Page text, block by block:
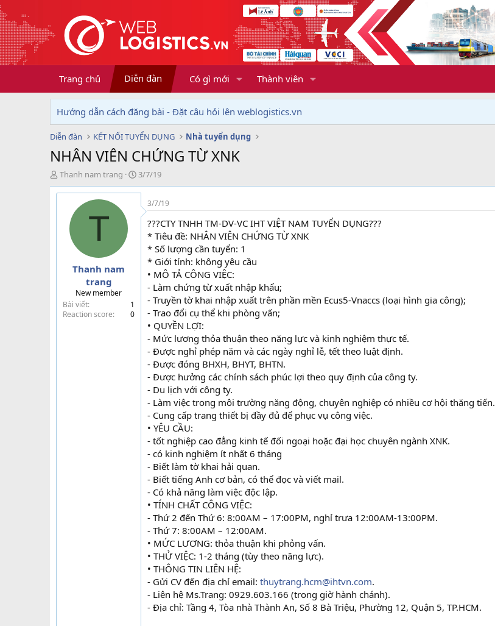
Trang chủ Diễn đàn Có gì mới Thành viên
Hướng dẫn cách đăng bài - Đặt câu hỏi lên weblogistics.vn
Diễn đàn KẾT NỐI TUYỂN DỤNG Nhà tuyển dụng
NHÂN VIÊN CHỨNG TỪ XNK
T
h
r
Thanh nam trang
N
g
à
y
g
3/7/19
T
Thanh nam
trang
New member
Bài viết
1
Reaction score
0
3/7/19
???CTY TNHH TM-DV-VC IHT VIỆT NAM TUYỂN DỤNG???
* Tiêu đề: NHÂN VIÊN CHỨNG TỪ XNK
* Số lượng cần tuyển: 1
* Giới tính: không yêu cầu
• MÔ TẢ CÔNG VIỆC:
- Làm chứng từ xuất nhập khẩu;
- Truyền tờ khai nhập xuất trên phần mền Ecus5-Vnaccs (loại hình gia công);
- Trao đổi cụ thể khi phòng vấn;
• QUYỀN LỢI:
- Mức lương thỏa thuận theo năng lực và kinh nghiệm thực tế.
- Được nghỉ phép năm và các ngày nghỉ lễ, tết theo luật định.
- Được đóng BHXH, BHYT, BHTN.
- Được hưởng các chính sách phúc lợi theo quy định của công ty.
- Du lịch với công ty.
- Làm việc trong môi trường năng động, chuyên nghiệp có nhiều cơ hội thăng tiến.
- Cung cấp trang thiết bị đầy đủ để phục vụ công việc.
• YÊU CẦU:
- tốt nghiệp cao đẳng kinh tế đối ngoại hoặc đại học chuyên ngành XNK.
- có kinh nghiệm ít nhất 6 tháng
- Biết làm tờ khai hải quan.
- Biết tiếng Anh cơ bản, có thể đọc và viết mail.
- Có khả năng làm việc độc lập.
• TÍNH CHẤT CÔNG VIỆC:
- Thứ 2 đến Thứ 6: 8:00AM – 17:00PM, nghỉ trưa 12:00AM-13:00PM.
- Thứ 7: 8:00AM – 12:00AM.
• MỨC LƯƠNG: thỏa thuận khi phỏng vấn.
• THỬ VIỆC: 1-2 tháng (tùy theo năng lực).
• THÔNG TIN LIÊN HỆ:
- Gửi CV đến địa chỉ email: thuytrang.hcm@ihtvn.com.
- Liên hệ Ms.Trang: 0929.603.166 (trong giờ hành chánh).
- Địa chỉ: Tầng 4, Tòa nhà Thành An, Số 8 Bà Triệu, Phường 12, Quận 5, TP.HCM.